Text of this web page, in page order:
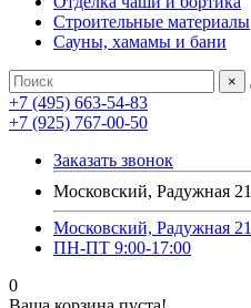
Строительные материалы
Сауны, хамамы и бани
×
+7 (495) 663-54-83
+7 (925) 767-00-50
Заказать звонок
Московский, Радужная 21
Московский, Радужная 21
ПН-ПТ 9:00-17:00
0